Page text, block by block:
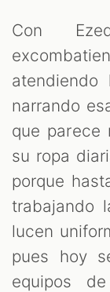
Con
narrando
que parece
su ropa
porque
trabajando
lucen
pues hoy
equipos